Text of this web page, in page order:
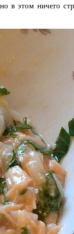
в этом ничего